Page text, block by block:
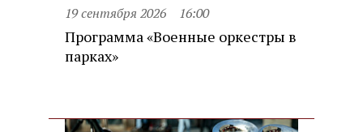
19 сентября 2026 16:00
Программа «Военные оркестры в
парках»